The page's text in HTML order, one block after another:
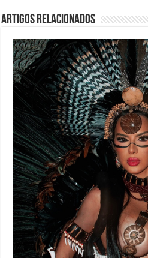
Artigos Relacionados